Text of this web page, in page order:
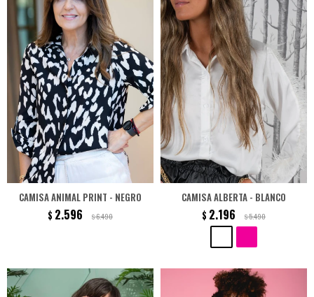
CAMISA ANIMAL PRINT - NEGRO
$ 2.596 $6.490
CAMISA ALBERTA - BLANCO
$ 2.196 $5.490